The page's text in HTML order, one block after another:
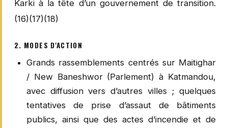
Karki à la tête d’un gouvernement de transition.
(16)(17)(18)
2. MODES D'ACTION
Grands rassemblements centrés sur Maitighar
/ New Baneshwor (Parlement) à Katmandou,
avec diffusion vers d’autres villes ; quelques
tentatives de prise d’assaut de bâtiments
publics, ainsi que des actes d’incendie et de